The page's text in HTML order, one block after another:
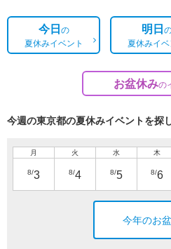
今日の
夏休みイベント
明日
夏休みイベ
お盆休みの
今週の東京都の夏休みイベントを探
月
8/3
火
8/4
水
8/5
木
8/6
今年のお